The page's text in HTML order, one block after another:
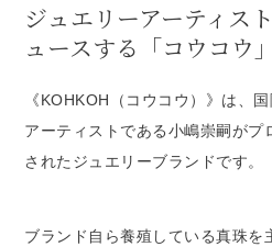
ジュエリーアーティス
ュースする「コウコウ」
《KOHKOH（コウコウ）》は、
アーティストである小嶋崇嗣がプ
されたジュエリーブランドです。
ブランド自ら養殖している真珠を